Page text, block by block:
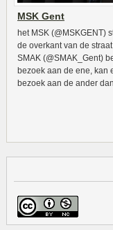
MSK Gent
het MSK (@MSKGENT)
de overkant van de
SMAK (@SMAK_Gent)
bezoek aan de ene, kan
bezoek aan de ander